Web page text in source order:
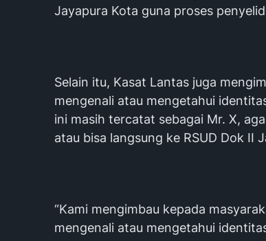
Jayapura Kota guna proses
‎Selain itu, Kasat Lantas juga
mengenali atau mengetahui
ini masih tercatat sebagai Mr. X,
atau bisa langsung ke RSUD Dok II
‎“Kami mengimbau kepada
mengenali atau mengetahui